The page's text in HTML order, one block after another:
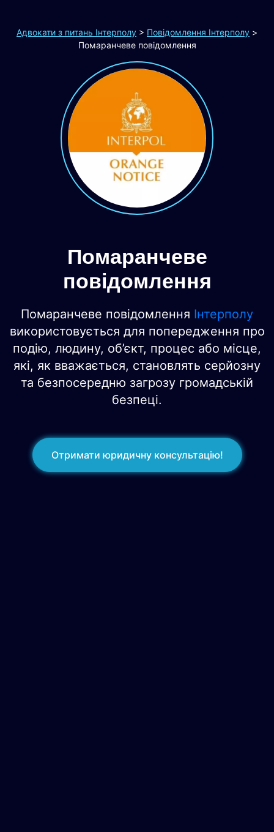
Адвокати з питань Інтерполу > Повідомлення Інтерполу >
Помаранчеве повідомлення
Помаранчеве
повідомлення
Помаранчеве повідомлення Інтерполу
використовується для попередження про
подію, людину, об’єкт, процес або місце,
які, як вважається, становлять серйозну
та безпосередню загрозу громадській
безпеці.
Отримати юридичну консультацію!